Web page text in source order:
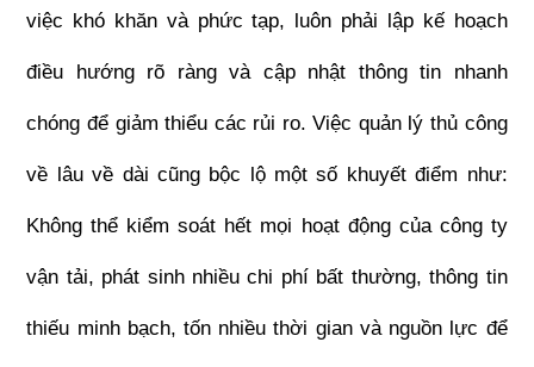
việc khó khăn và phức tạp, luôn phải lập kế hoạch
điều hướng rõ ràng và cập nhật thông tin nhanh
chóng để giảm thiểu các rủi ro. Việc quản lý thủ công
về lâu về dài cũng bộc lộ một số khuyết điểm như:
Không thể kiểm soát hết mọi hoạt động của công ty
vận tải, phát sinh nhiều chi phí bất thường, thông tin
thiếu minh bạch, tốn nhiều thời gian và nguồn lực để